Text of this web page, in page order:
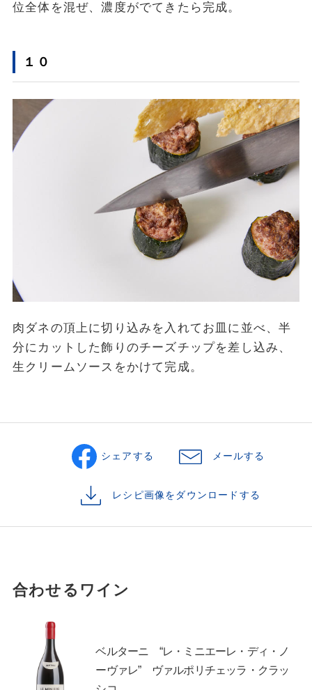
位全体を混ぜ、濃度がでてきたら完成。
１０
肉ダネの頂上に切り込みを入れてお皿に並べ、半
分にカットした飾りのチーズチップを差し込み、
生クリームソースをかけて完成。
シェアする メールする
レシピ画像をダウンロードする
合わせるワイン
ベルターニ “レ・ミニエーレ・ディ・ノ
ーヴァレ” ヴァルポリチェッラ・クラッ